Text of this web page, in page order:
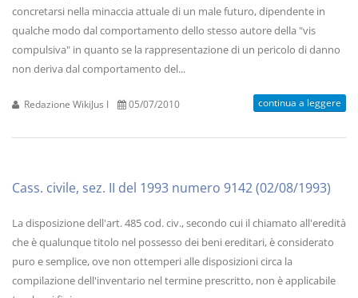
concretarsi nella minaccia attuale di un male futuro, dipendente in
qualche modo dal comportamento dello stesso autore della "vis
compulsiva" in quanto se la rappresentazione di un pericolo di danno
non deriva dal comportamento del...
Redazione WikiJus I 05/07/2010 continua a leggere
Cass. civile, sez. II del 1993 numero 9142 (02/08/1993)
La disposizione dell'art. 485 cod. civ., secondo cui il chiamato all'eredità
che è qualunque titolo nel possesso dei beni ereditari, è considerato
puro e semplice, ove non ottemperi alle disposizioni circa la
compilazione dell'inventario nel termine prescritto, non è applicabile